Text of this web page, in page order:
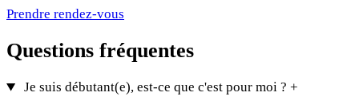
Prendre rendez-vous
Questions fréquentes
Je suis débutant(e), est-ce que c'est pour moi ?+